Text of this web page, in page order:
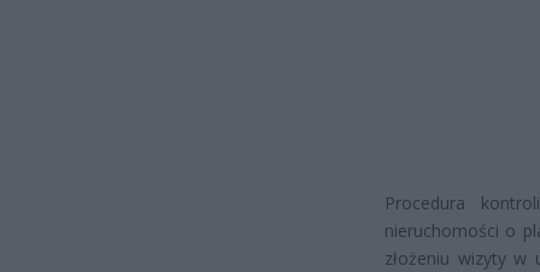
Procedura
nieruchomości o
złożeniu wizyty w